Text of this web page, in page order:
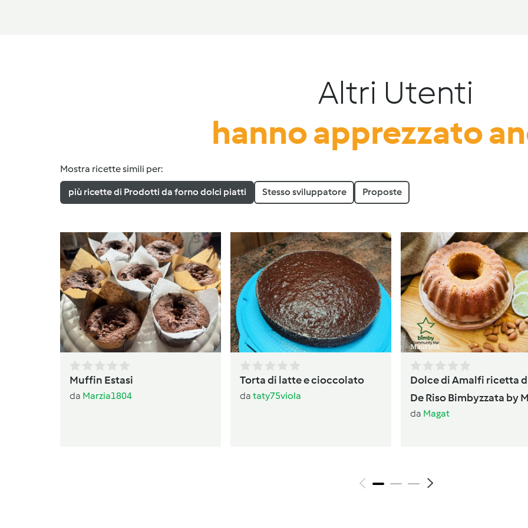
Altri Utenti
hanno apprezzato
Mostra ricette simili per:
più ricette di Prodotti da forno dolci piatti Stesso sviluppatore Proposte
Muffin Estasi
da Marzia1804
Torta di latte e cioccolato
da taty75viola
Dolce di Amalfi ricetta
De Riso Bimbyzzata by
da Magat